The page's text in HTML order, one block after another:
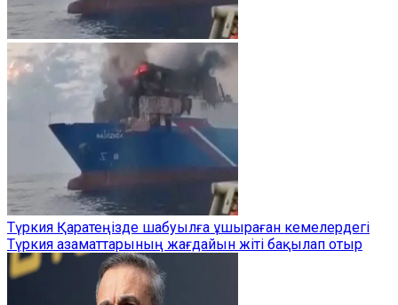
Түркия Қаратеңізде шабуылға ұшыраған кемелердегі
Түркия азаматтарының жағдайын жіті бақылап отыр